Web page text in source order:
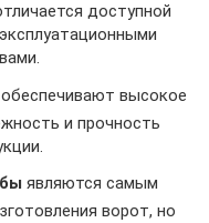
доступной
обеспечивают высокое
и прочность
являются самым
ворот, но